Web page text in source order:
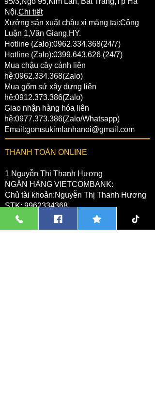
Nội.Chi tiết
Xưởng sản xuất chậu xi măng tại:Công
Luận 1,Văn Giang,HY.
Hotline (Zalo):0962.334.368(24/7)
Hotline (Zalo):0399.643.626 (24/7)
Mua chậu cây cảnh liên
hệ:0962.334.368(Zalo)
Mua gốm sứ xây dựng liên
hệ:0912.373.386(Zalo)
Giao nhận hàng hóa liên
hệ:0977.373.386(Zalo/Whatsapp)
Email:gomsukimlanhanoi@gmail.com
THANH TOÁN ONLINE
1 Nguyễn Thị Thanh Hương
NGÂN HÀNG VIETCOMBANK:
Chủ tài khoản:Nguyễn Thị Thanh Hương
STK:9962334368
Chi nhánh:Ecopark, Văn Giang, Hưng